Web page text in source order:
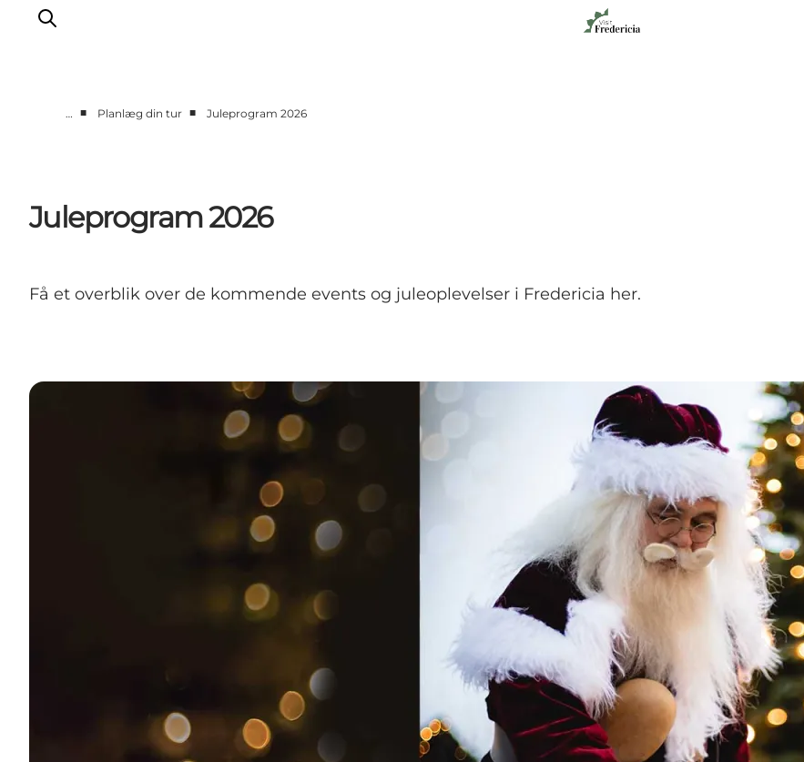
Spisesteder
Overnatning
Book guidet tur
… ■ Planlæg din tur ■ Juleprogram 2026
Juleprogram 2026
Få et overblik over de kommende events og juleoplevelser i Fredericia her.